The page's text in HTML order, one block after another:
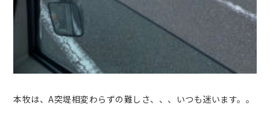
本牧は、A突堤相変わらずの難しさ、、、いつも迷います。。